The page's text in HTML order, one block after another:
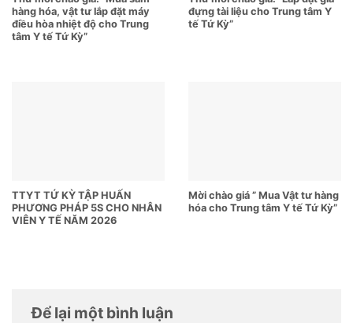
hàng hóa, vật tư lắp đặt máy
điều hòa nhiệt độ cho Trung
tâm Y tế Tứ Kỳ”
đựng tài liệu cho Trung tâm Y
tế Tứ Kỳ”
TTYT TỨ KỲ TẬP HUẤN
PHƯƠNG PHÁP 5S CHO NHÂN
VIÊN Y TẾ NĂM 2026
Mời chào giá ” Mua Vật tư hàng
hóa cho Trung tâm Y tế Tứ Kỳ”
Để lại một bình luận